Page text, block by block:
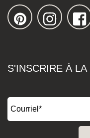
S'INSCRIRE À LA